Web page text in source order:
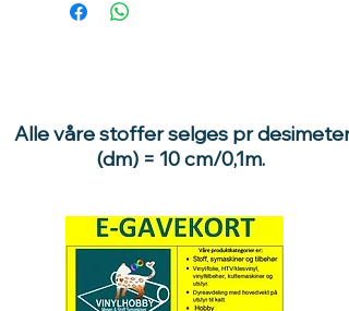
Alle våre stoffer selges pr desimeter
(dm) = 10 cm/0,1m.